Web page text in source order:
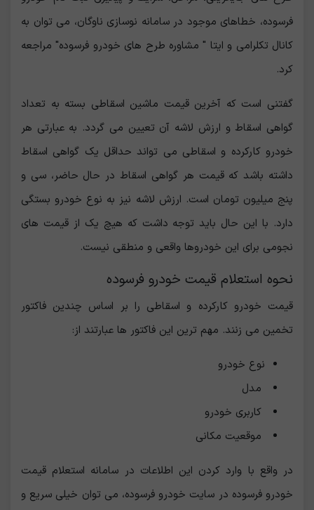
فرسوده، خطاهای موجود در سامانه نوسازی ناوگان، می توان به
کانال تکلرامی و ایتا " مشاوره طرح های خودرو فرسوده" مراجعه
کرد.
گفتنی است که آخرین قیمت ماشین اسقاطی بسته به تعداد
گواهی اسقاط و ارزش لاشه آن تعیین می گردد. به عبارتی هر
خودرو کارکرده و اسقاطی می تواند حداقل یک گواهی اسقاط
داشته باشد که قیمت هر گواهی اسقاط در حال حاضر، سی و
پنج میلیون تومان است. ارزش لاشه نیز به نوع خودرو بستگی
دارد. با این حال باید توجه داشت که هیچ یک از قیمت های
نجومی برای این خودروها واقعی و منطقی نیست.
نحوه استعلام قیمت خودرو فرسوده
قیمت خودرو کارکرده و اسقاطی را بر اساس چندین فاکتور
تخمین می زنند. مهم ترین این فاکتور ها عبارتند از:
نوع خودرو
مدل
کاربری خودرو
موقعیت مکانی
در واقع با وارد کردن این اطلاعات در سامانه استعلام قیمت
خودرو فرسوده در سایت خودرو فرسوده، می توان خیلی سریع و